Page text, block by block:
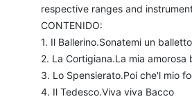
respective ranges and
CONTENIDO:
1. Il Ballerino.Sonatemi un balletto
2. La Cortigiana.La mia amorosa
3. Lo Spensierato.Poi che'l mio
4. Il Tedesco.Viva viva Bacco